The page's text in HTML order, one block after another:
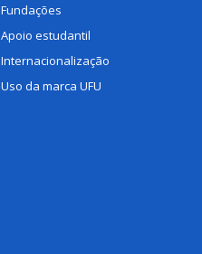
Fundações
Apoio estudantil
Internacionalização
Uso da marca UFU